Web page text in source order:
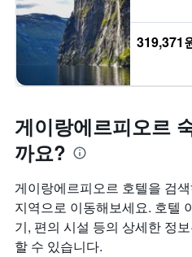
319,371
게이랑에르피오르
까요?
게이랑에르피오르 호텔을 검
지역으로 이동해보세요. 호텔
기, 편의 시설 등의 상세한 정
할 수 있습니다.